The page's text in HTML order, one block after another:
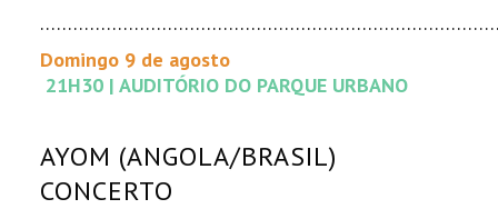
Domingo 9 de agosto
21H30 | AUDITÓRIO DO PARQUE URBANO
AYOM (ANGOLA/BRASIL)
CONCERTO